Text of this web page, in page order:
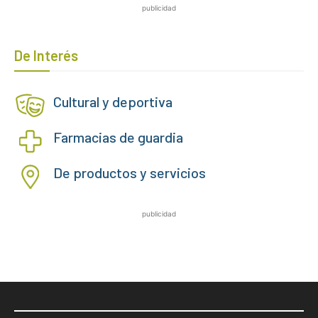
publicidad
De Interés
Cultural y deportiva
Farmacias de guardia
De productos y servicios
publicidad